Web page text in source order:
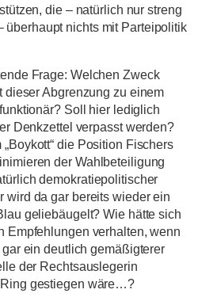
die – natürlich nur streng
überhaupt nichts mit Parteipolitik
Frage: Welchen Zweck
dieser Abgrenzung zu einem
Soll hier lediglich
Denkzettel verpasst werden?
die Position Fischers
der Wahlbeteiligung
demokratiepolitischer
wird da gar bereits wieder ein
geliebäugelt? Wie hätte sich
Empfehlungen verhalten, wenn
ein deutlich gemäßigterer
der Rechtsauslegerin
gestiegen wäre…?